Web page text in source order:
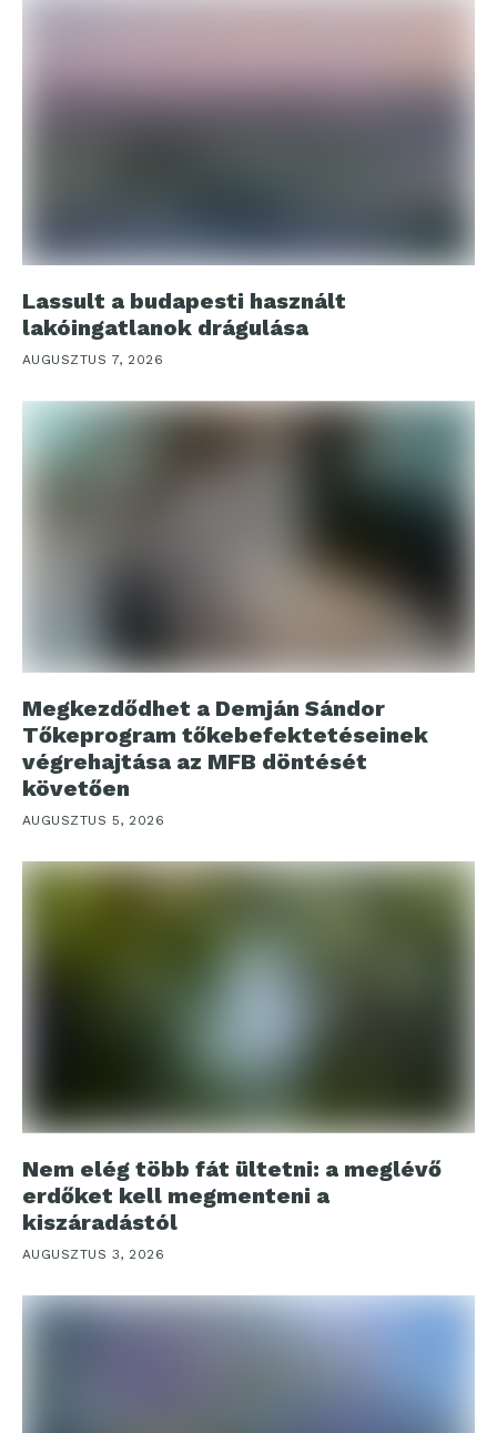
Lassult a budapesti használt
lakóingatlanok drágulása
AUGUSZTUS 7, 2026
Megkezdődhet a Demján Sándor
Tőkeprogram tőkebefektetéseinek
végrehajtása az MFB döntését
követően
AUGUSZTUS 5, 2026
Nem elég több fát ültetni: a meglévő
erdőket kell megmenteni a
kiszáradástól
AUGUSZTUS 3, 2026